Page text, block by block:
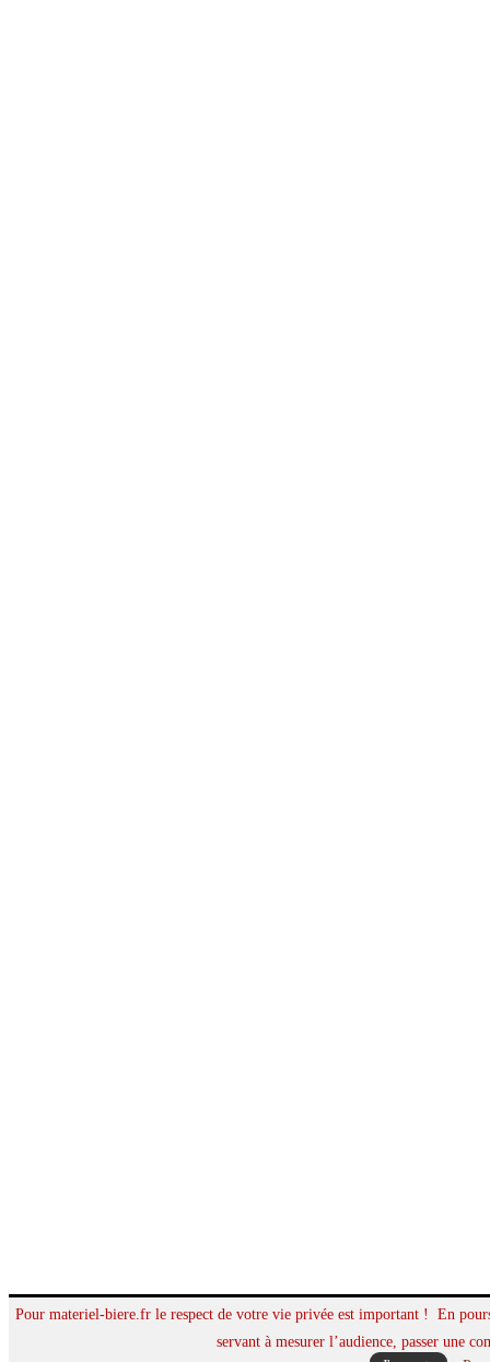
Pour materiel-biere.fr le respect de votre vie privée est important ! En
servant à mesurer l’audience, passer une